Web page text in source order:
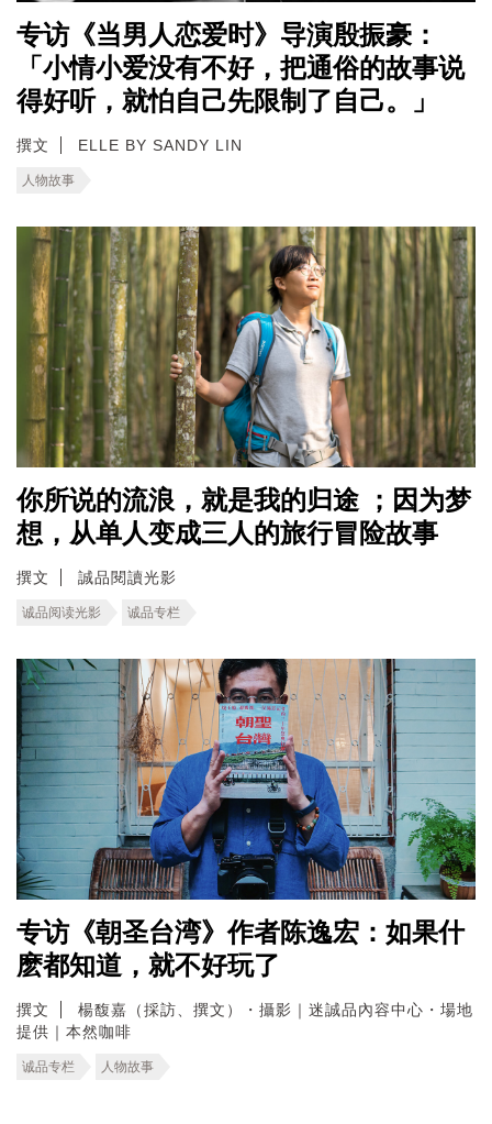
专访《当男人恋爱时》导演殷振豪：
「小情小爱没有不好，把通俗的故事说
得好听，就怕自己先限制了自己。」
撰文 ELLE BY SANDY LIN
人物故事
你所说的流浪，就是我的归途 ；因为梦
想，从单人变成三人的旅行冒险故事
撰文 誠品閱讀光影
诚品阅读光影 诚品专栏
专访《朝圣台湾》作者陈逸宏：如果什
麽都知道，就不好玩了
撰文
楊馥嘉（採訪、撰文）・攝影｜迷誠品內容中心・場地
提供｜本然咖啡
诚品专栏 人物故事